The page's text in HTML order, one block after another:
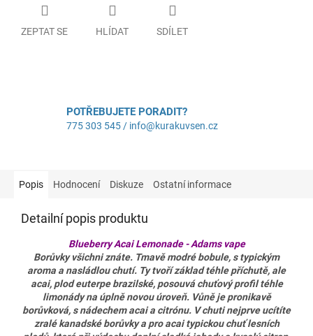
ZEPTAT SE HLÍDAT SDÍLET
POTŘEBUJETE PORADIT?
775 303 545 / info@kurakuvsen.cz
Popis Hodnocení Diskuze Ostatní informace
Detailní popis produktu
Blueberry Acai Lemonade- Adams vape
Borůvky všichni znáte. Tmavě modré bobule, s typickým
aroma a nasládlou chutí. Ty tvoří základ téhle příchutě, ale
acai, plod euterpe brazilské, posouvá chuťový profil téhle
limonády na úplně novou úroveň. Vůně je pronikavě
borůvková, s nádechem acai a citrónu. V chuti nejprve ucítíte
zralé kanadské borůvky a pro acai typickou chuť lesních